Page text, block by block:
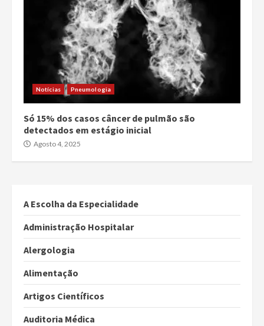
Notícias Pneumologia
Só 15% dos casos câncer de pulmão são
detectados em estágio inicial
Agosto 4, 2025
A Escolha da Especialidade
Administração Hospitalar
Alergologia
Alimentação
Artigos Científicos
Auditoria Médica